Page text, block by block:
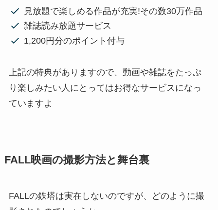
見放題で楽しめる作品が充実!その数30万作品
雑誌読み放題サービス
1,200円分のポイント付与
上記の特典がありますので、動画や雑誌をたっぷ
り楽しみたい人にとってはお得なサービスになっ
ていますよ
FALL映画の撮影方法と舞台裏
FALLの鉄塔は実在しないのですが、どのように撮